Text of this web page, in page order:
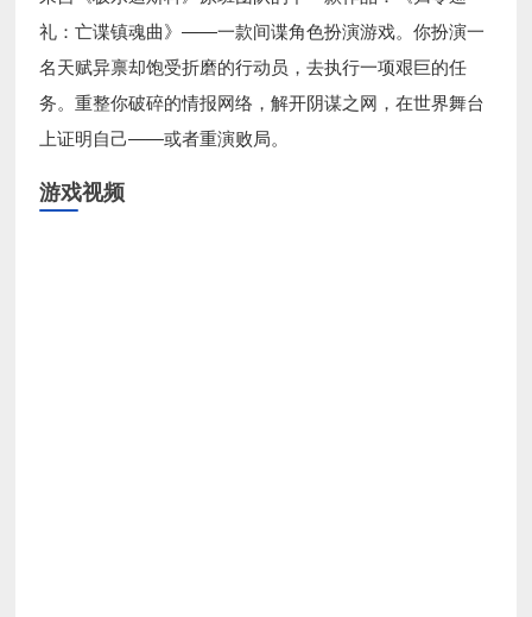
礼：亡谍镇魂曲》——一款间谍角色扮演游戏。你扮演一
名天赋异禀却饱受折磨的行动员，去执行一项艰巨的任
务。重整你破碎的情报网络，解开阴谋之网，在世界舞台
上证明自己——或者重演败局。
游戏视频